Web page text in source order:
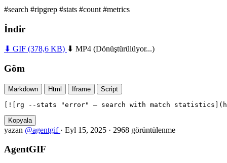
#search #ripgrep #stats #count #metrics
İndir
⬇ GIF (378,6 KB) ⬇ MP4 (Dönüştürülüyor...)
Göm
Markdown Html Iframe Script
[![rg --stats "error" — search with match
Kopyala
yazan @agentgif · Eyl 15, 2025 · 2968 görüntülenme
AgentGIF